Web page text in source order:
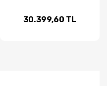
30.399,60 TL